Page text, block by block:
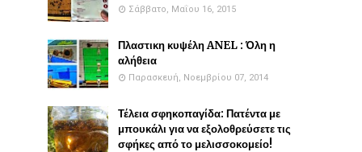
Σάββατο, Μαΐου 16, 2015
Πλαστικη κυψέλη ANEL : Όλη η
αλήθεια
Παρασκευή, Νοεμβρίου 07, 2014
Τέλεια σφηκοπαγίδα: Πατέντα με
μπουκάλι για να εξολοθρεύσετε τις
σφήκες από το μελισσοκομείο!